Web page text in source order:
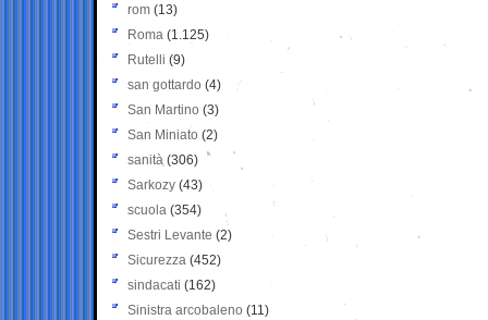
rom (13)
Roma (1.125)
Rutelli (9)
san gottardo (4)
San Martino (3)
San Miniato (2)
sanità (306)
Sarkozy (43)
scuola (354)
Sestri Levante (2)
Sicurezza (452)
sindacati (162)
Sinistra arcobaleno (11)